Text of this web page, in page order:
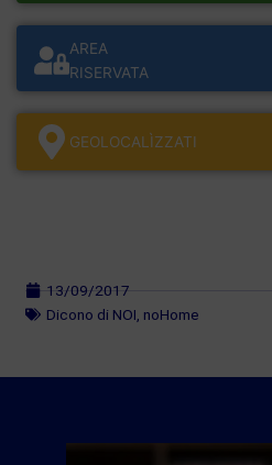
AREA
RISERVATA
GEOLOCALÌZZATI
13/09/2017
Dicono di NOI, noHome